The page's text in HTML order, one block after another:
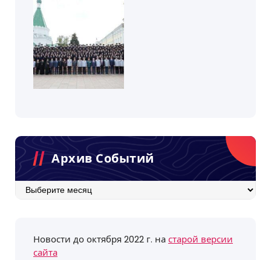
Архив Событий
Архив
Новости до октября 2022 г. настарой версии
сайта